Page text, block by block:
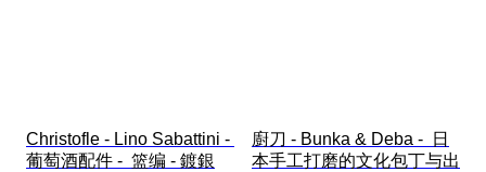
Christofle - Lino Sabattini -
葡萄酒配件 -  篮编 - 鍍銀
廚刀 - Bunka & Deba -  日
本手工打磨的文化包丁与出